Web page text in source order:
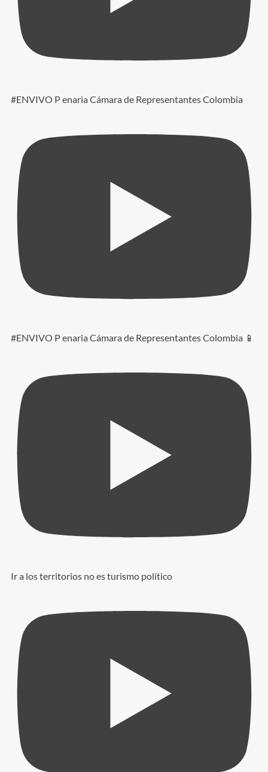
#ENVIVO P enaria Cámara de Representantes Colombia
#ENVIVO P enaria Cámara de Representantes Colombia 📱
Ir a los territorios no es turismo político